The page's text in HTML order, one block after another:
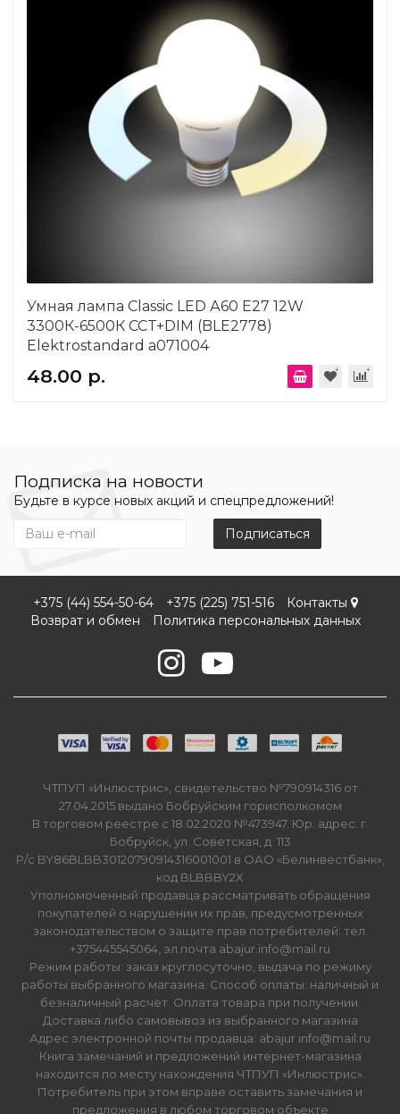
Умная лампа Classic LED А60 Е27 12W
3300К-6500К CCT+DIM (BLE2778)
Elektrostandard a071004
48.00 р.
Подписка на новости
Будьте в курсе новых акций и спецпредложений!
Подписаться
+375 (44) 554-50-64 +375 (225) 751-516
Контакты
Возврат и обмен
Политика персональных данных
ЧТПУП «Инлюстрис», свидетельство №790914316 от
27.04.2015 выдано Бобруйским горисполкомом
В торговом реестре с 18.02.2020 №473947. Юр. адрес: г.
Бобруйск, ул. Советская, д. 113
Р/с BY86BLBB30120790914316001001 в ОАО «Белинвестбанк»,
код BLBBBY2X
Уполномоченный продавца рассматривать обращения
покупателей о нарушении их прав, предусмотренных
законодательством о защите прав потребителей: тел.
+375445545064, эл.почта abajur.info@mail.ru
Режим работы: заказ круглосуточно, выдача по режиму
работы выбранного магазина. Способ оплаты: наличный и
безналичный расчёт. Оплата товара при получении.
Доставка либо самовывоз из выбранного магазина
Адрес электронной почты продавца: abajur.info@mail.ru
Книга замечаний и предложений интернет-магазина
находится по месту нахождения ЧТПУП «Инлюстрис».
Потребитель при этом вправе оставить замечания и
предложения в любом торговом объекте